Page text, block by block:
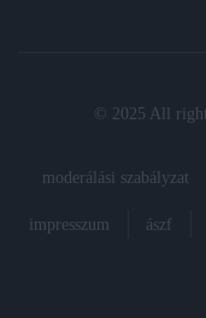
© 2025 All
moderálási szabályzat
impresszum ászf